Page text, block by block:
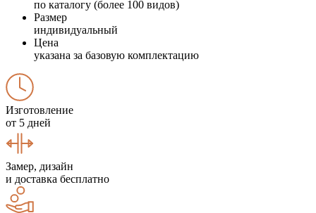
по каталогу (более 100 видов)
Размер
индивидуальный
Цена
указана за базовую комплектацию
Изготовление
от 5 дней
Замер, дизайн
и доставка бесплатно